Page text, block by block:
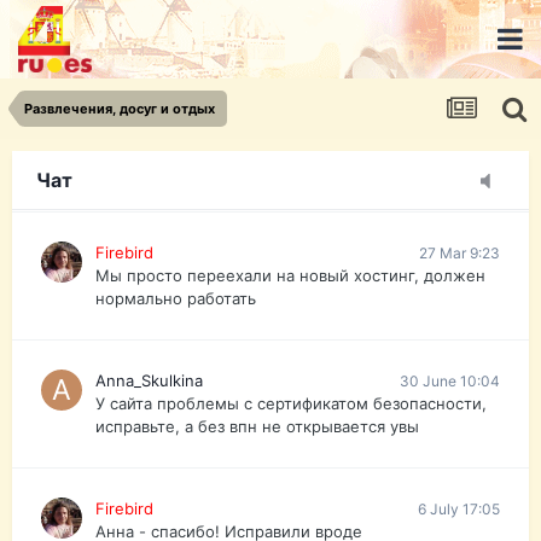
Развлечения, досуг и отдых
Чат
urist.dokument@gmail.com
https://pasport-ua.com/
Телеграмм @uristpassua
Firebird
Друзья - из России без VPN сайт и форум
Firebird 27 Mar 9:23
Мы просто переехали на новый хостинг, должен
нормально работать
Anna_Skulkina 30 June 10:04
У сайта проблемы с сертификатом безопасности,
исправьте, а без впн не открывается увы
Firebird 6 July 17:05
Анна - спасибо! Исправили вроде